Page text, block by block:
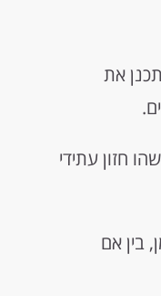
את
חזון עתידי
בין אם